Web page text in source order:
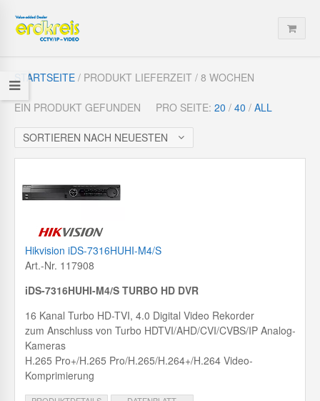
STARTSEITE / PRODUKT LIEFERZEIT / 8 WOCHEN
EIN PRODUKT GEFUNDEN PRO SEITE: 20 / 40 / ALL
SORTIEREN NACH NEUESTEN
Hikvision iDS-7316HUHI-M4/S
Art.-Nr. 117908
iDS-7316HUHI-M4/S TURBO HD DVR
16 Kanal Turbo HD-TVI, 4.0 Digital Video Rekorder
zum Anschluss von Turbo HDTVI/AHD/CVI/CVBS/IP Analog-
Kameras
H.265 Pro+/H.265 Pro/H.265/H.264+/H.264 Video-
Komprimierung